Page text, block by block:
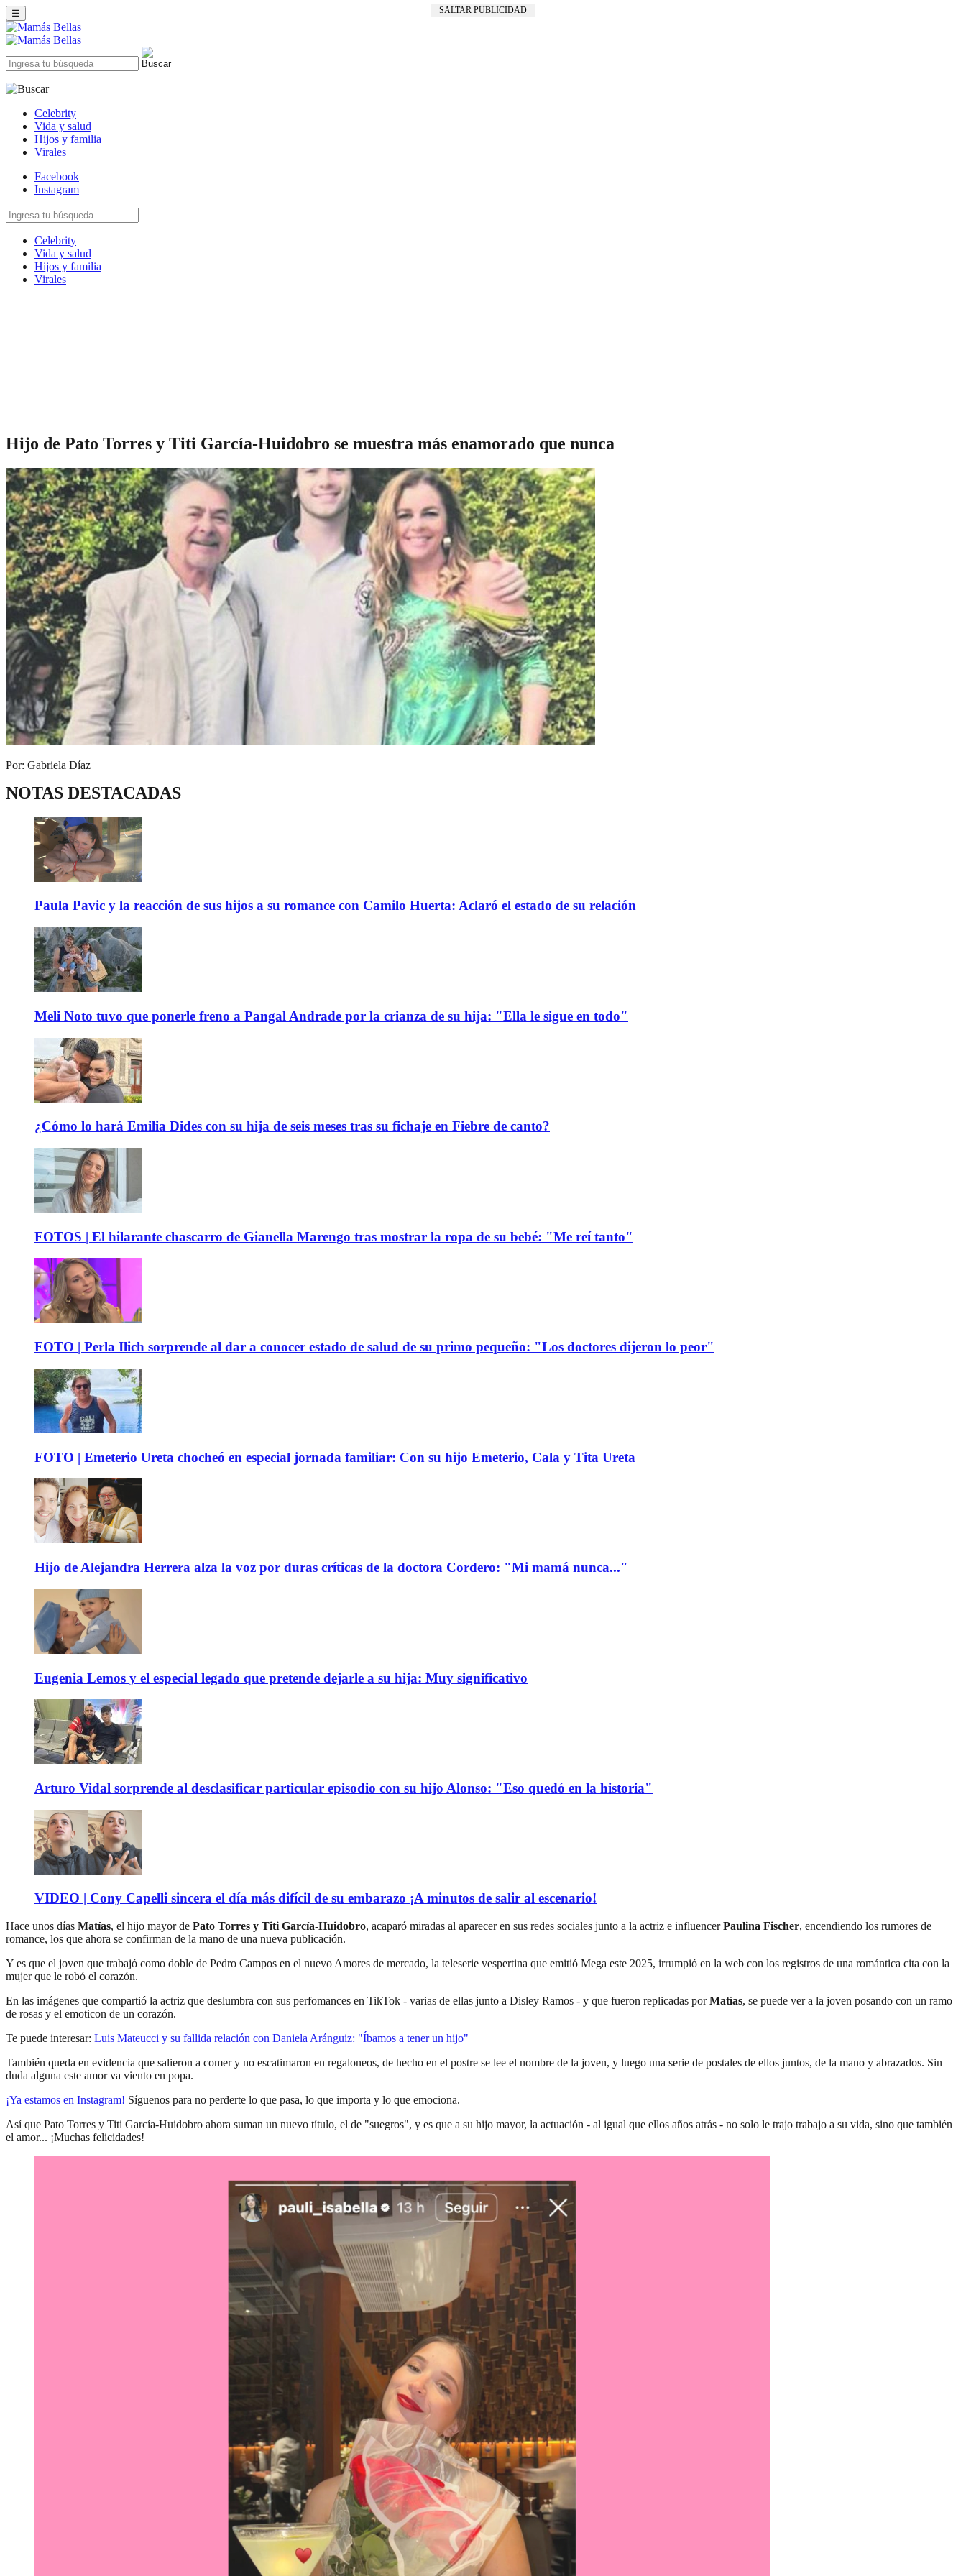
SALTAR PUBLICIDAD
☰
Celebrity
Vida y salud
Hijos y familia
Virales
Facebook
Instagram
Celebrity
Vida y salud
Hijos y familia
Virales
Hijo de Pato Torres y Titi García-Huidobro se muestra más enamorado que nunca
Por: Gabriela Díaz
NOTAS DESTACADAS
Paula Pavic y la reacción de sus hijos a su romance con Camilo Huerta: Aclaró el estado de su relación
Meli Noto tuvo que ponerle freno a Pangal Andrade por la crianza de su hija: "Ella le sigue en todo"
¿Cómo lo hará Emilia Dides con su hija de seis meses tras su fichaje en Fiebre de canto?
FOTOS | El hilarante chascarro de Gianella Marengo tras mostrar la ropa de su bebé: "Me reí tanto"
FOTO | Perla Ilich sorprende al dar a conocer estado de salud de su primo pequeño: "Los doctores dijeron lo peor"
FOTO | Emeterio Ureta chocheó en especial jornada familiar: Con su hijo Emeterio, Cala y Tita Ureta
Hijo de Alejandra Herrera alza la voz por duras críticas de la doctora Cordero: "Mi mamá nunca..."
Eugenia Lemos y el especial legado que pretende dejarle a su hija: Muy significativo
Arturo Vidal sorprende al desclasificar particular episodio con su hijo Alonso: "Eso quedó en la historia"
VIDEO | Cony Capelli sincera el día más difícil de su embarazo ¡A minutos de salir al escenario!
Hace unos días Matías, el hijo mayor de Pato Torres y Titi García-Huidobro, acaparó miradas al aparecer en sus redes sociales junto a la actriz e influencerPaulina Fischer, encendiendo los rumores de
romance, los que ahora se confirman de la mano de una nueva publicación.
Y es que el joven que trabajó como doble de Pedro Campos en el nuevo Amores de mercado, la teleserie vespertina que emitió Mega este 2025, irrumpió en la web con los registros de una romántica cita con la
mujer que le robó el corazón.
En las imágenes que compartió la actriz que deslumbra con sus perfomances en TikTok - varias de ellas junto a Disley Ramos - y que fueron replicadas porMatías, se puede ver a la joven posando con un ramo
de rosas y el emoticon de un corazón.
Te puede interesar: Luis Mateucci y su fallida relación con Daniela Aránguiz: "Íbamos a tener un hijo"
También queda en evidencia que salieron a comer y no escatimaron en regaloneos, de hecho en el postre se lee el nombre de la joven, y luego una serie de postales de ellos juntos, de la mano y abrazados. Sin
duda alguna este amor va viento en popa.
¡Ya estamos en Instagram! Síguenos para no perderte lo que pasa, lo que importa y lo que emociona.
Así que Pato Torres y Titi García-Huidobro ahora suman un nuevo título, el de "suegros", y es que a su hijo mayor, la actuación - al igual que ellos años atrás - no solo le trajo trabajo a su vida, sino que también
el amor... ¡Muchas felicidades!